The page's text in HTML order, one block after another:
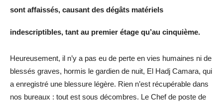
sont affaissés, causant des dégâts matériels
indescriptibles, tant au premier étage qu’au cinquième.
Heureusement, il n’y a pas eu de perte en vies humaines ni de
blessés graves, hormis le gardien de nuit, El Hadj Camara, qui
a enregistré une blessure légère. Rien n’est récupérable dans
nos bureaux : tout est sous décombres. Le Chef de poste de